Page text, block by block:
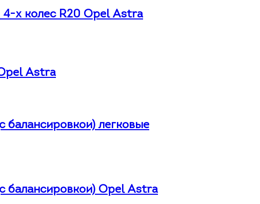
х колес R20 Opel Astra
Astra
балансировкой) легковые
балансировкой) Opel Astra